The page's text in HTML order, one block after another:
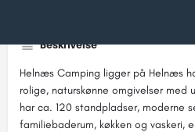
Beskrivelse
Helnæs Camping ligger på Helnæs
rolige, naturskønne omgivelser
har ca. 120 standpladser, moderne
familiebaderum, køkken og vaskeri,